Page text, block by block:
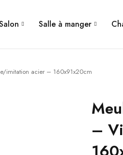
Salle à manger
imitation acier – 160x91x20cm
–